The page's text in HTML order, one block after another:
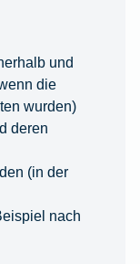
und
die
wurden)
deren
(in der
nach